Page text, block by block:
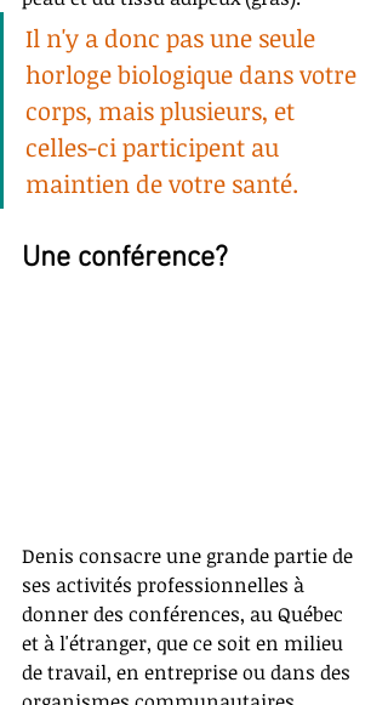
Il n'y a donc pas une seule
horloge biologique dans votre
corps, mais plusieurs, et
celles-ci participent au
maintien de votre santé.
Une conférence?
Denis consacre une grande partie de
ses activités professionnelles à
donner des conférences, au Québec
et à l'étranger, que ce soit en milieu
de travail, en entreprise ou dans des